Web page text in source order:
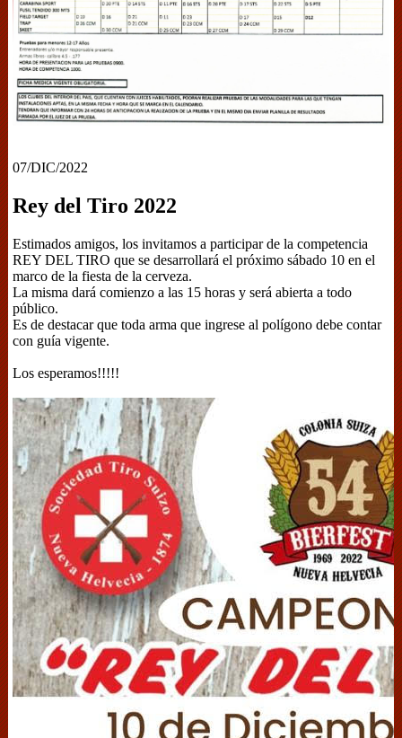
07/DIC/2022
Rey del Tiro 2022
Estimados amigos, los invitamos a participar de la competencia
REY DEL TIRO que se desarrollará el próximo sábado 10 en el
marco de la fiesta de la cerveza.
La misma dará comienzo a las 15 horas y será abierta a todo
público.
Es de destacar que toda arma que ingrese al polígono debe contar
con guía vigente.
Los esperamos!!!!!